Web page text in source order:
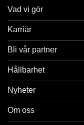
Vad vi gör
Karriär
Bli vår partner
Hållbarhet
Nyheter
Om oss